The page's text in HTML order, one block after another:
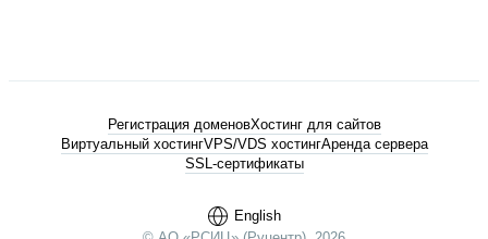
English
Регистрация доменовХостинг для сайтов
Виртуальный хостингVPS/VDS хостингАренда сервера
SSL-сертификаты